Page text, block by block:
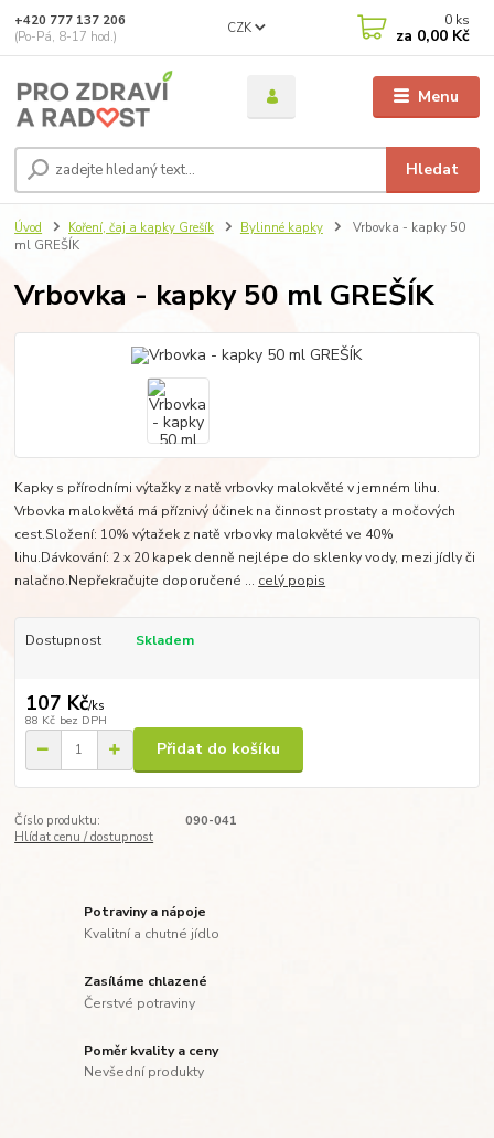
Menu
CZK
Hledat
+420 777 137 206
(Po-Pá, 8-17 hod.)
0 ks
za 0,00 Kč
Úvod Koření, čaj a kapky Grešík Bylinné kapky
Vrbovka - kapky 50
ml GREŠÍK
Vrbovka - kapky 50 ml GREŠÍK
Kapky s přírodními výtažky z natě vrbovky malokvěté v jemném lihu.
Vrbovka malokvětá má příznivý účinek na činnost prostaty a močových
cest.Složení: 10% výtažek z natě vrbovky malokvěté ve 40%
lihu.Dávkování: 2 x 20 kapek denně nejlépe do sklenky vody, mezi jídly či
nalačno.Nepřekračujte doporučené ... celý popis
Dostupnost Skladem
107 Kč/ks
88 Kč bez DPH
Přidat do košíku
Číslo produktu:
090-041
Hlídat cenu / dostupnost
Potraviny a nápoje
Kvalitní a chutné jídlo
Zasíláme chlazené
Čerstvé potraviny
Poměr kvality a ceny
Nevšední produkty